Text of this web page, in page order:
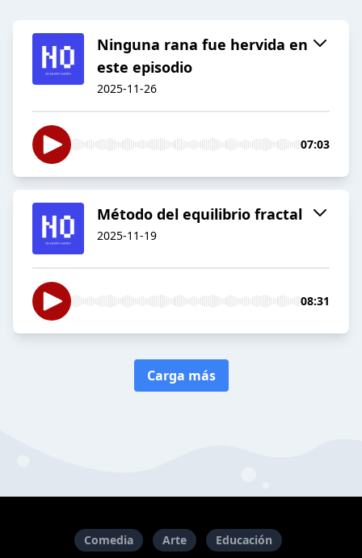
Ninguna rana fue hervida en
este episodio
2025-11-26
07:03
Método del equilibrio fractal
2025-11-19
08:31
Carga más
Comedia Arte
Educación